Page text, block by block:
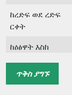
ከረድፍ ወደ ረድፍ
ርቀት
ከዕፅዋት እስከ
የመትከል
ጥቅስ ያግኙ